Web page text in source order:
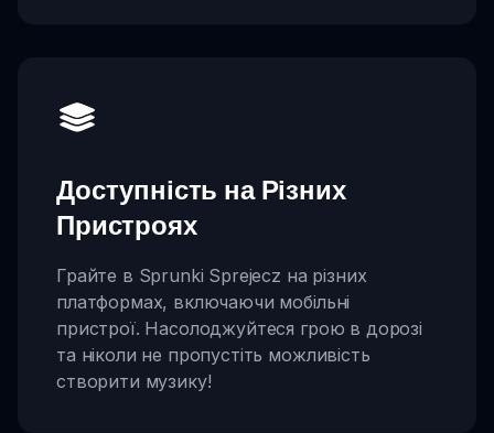
Доступність на Різних
Пристроях
Грайте в Sprunki Sprejecz на різних
платформах, включаючи мобільні
пристрої. Насолоджуйтеся грою в дорозі
та ніколи не пропустіть можливість
створити музику!